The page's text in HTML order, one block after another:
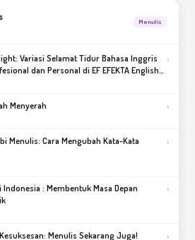
Menulis
Variasi Selamat Tidur Bahasa Inggris
dan Personal di EF EFEKTA English
›
Menyerah ›
Menulis: Cara Mengubah Kata-Kata
›
: Membentuk Masa Depan
›
Menulis Sekarang Juga! ›